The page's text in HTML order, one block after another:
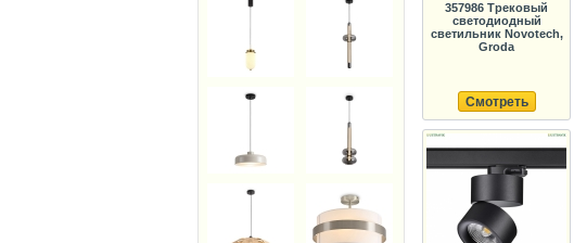
357986 Трековый
светодиодный
светильник Novotech,
Groda
Смотреть